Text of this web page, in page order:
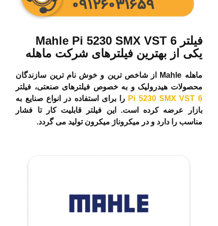
فیلتر Mahle Pi 5230 SMX VST 6
یکی از بهترین فیلترهای شرکت ماهله
ماهله Mahle از شاخص ترین و خوش نام ترین سازندگان
محصولات هیدرولیک و به خصوص فیلترهای صنعتی، فیلتر
Pi 5230 SMX VST 6 را برای استفاده در انواع صنایع به
بازار عرضه کرده است. این فیلتر قابلیت کار تا فشار
مناسب را دارد و در میکروناژ میکرون تولید می گردد.